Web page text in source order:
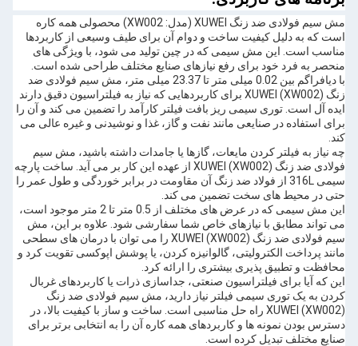
مش سیم فولادی ضد زنگ XUWEI (مدل: XW002) محصولی همه کاره
است که به دلیل کیفیت ساخت و دوام آن برای طیف وسیعی از کاربردها
مناسب است. این مش سیمی که در چین تولید می شود، با ویژگی های
منحصر به فرد خود برای رفع نیازهای صنایع مختلف طراحی شده است.
با دیافراگم بین 0.02 میلی متر تا 23.37 میلی متر، مش سیم فولادی ضد
زنگ XUWEI (XW002) برای کاربردهایی که نیاز به فیلتراسیون دقیق دارند
ایده آل است. توری سیمی ریز بافت فیلتر کارآمد را تضمین می کند و آن را
برای استفاده در صنایعی مانند نفت و گاز، غذا و نوشیدنی و غیره عالی می
کند.
چه نیاز به فیلتر کردن مایعات، گازها یا جامدات داشته باشید، مش سیم
فولادی ضد زنگ XUWEI (XW002) از عهده این کار بر می آید. ساخت پارچه
سیمی 316L از فولاد ضد زنگ آن مقاومت در برابر خوردگی و طول عمر را
حتی در محیط های سخت تضمین می کند.
این مش سیمی که در عرض های مختلف از 0.5 متر تا 2 متر موجود است،
می تواند مطابق با نیازهای خاص شما سفارشی شود. علاوه بر این، مش
سیم فولادی ضد زنگ XUWEI (XW002) را می توان با درمان های سطحی
مانند پرداخت الکترولیتی، گالوانیزه کردن، یا پوشش اپوکسی تقویت کرد و
محافظت و تطبیق پذیری بیشتری را ارائه کرد.
این که آیا برای فیلتراسیون صنعتی، جداسازی ذرات یا کاربردهای غربال
کردن به یک توری سیمی فیلتر نیاز دارید، مش سیم فولادی ضد زنگ
XUWEI (XW002) راه حل مناسبی است. ساخت و ساز با کیفیت بالا، در
دسترس بودن نمونه ها و کاربردهای همه کاره آن را به انتخابی برتر برای
صنایع مختلف تبدیل کرده است.